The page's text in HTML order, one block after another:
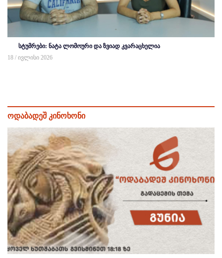
სტუმრები: ნატა ლომოური და ზვიად კვარაცხელია
18 / ივლისი 2026
ოდაბადეშ კინოხონი